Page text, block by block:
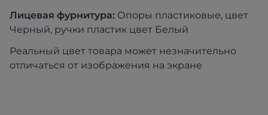
Лицевая фурнитура: Опоры пластиковые, цвет
Черный, ручки пластик цвет Белый
Реальный цвет товара может незначительно
отличаться от изображения на экране